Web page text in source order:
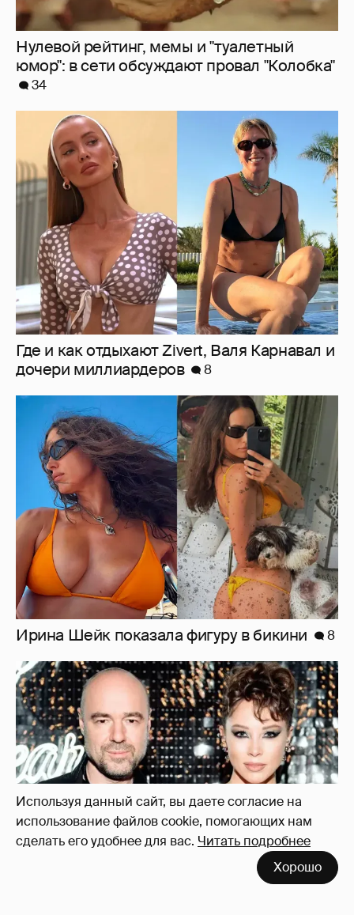
Используя данный сайт, вы даете согласие на
использование файлов cookie, помогающих нам
сделать его удобнее для вас. Читать подробнее
Хорошо
Где и как отдыхают Zivert, Валя Карнавал и
дочери миллиардеров
Ирина Шейк показала фигуру в бикини
"Оплаченный алиментами хейт". Полина
Диброва снова высказалась о бывшей
жене своего возлюбленного
33